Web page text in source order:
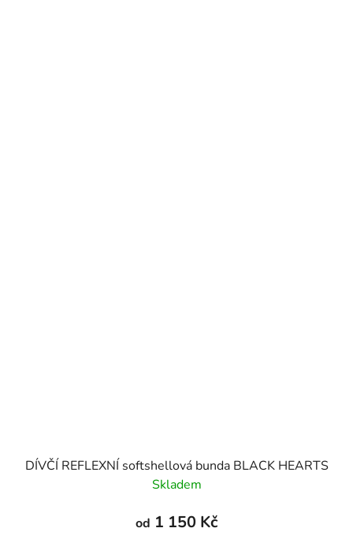
DÍVČÍ REFLEXNÍ softshellová bunda BLACK HEARTS
Skladem
od 1 150 Kč